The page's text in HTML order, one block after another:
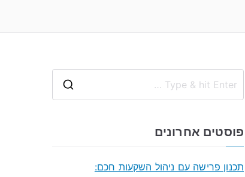
פוסטים אחרונים
תכנון פרישה עם ניהול השקעות חכם: